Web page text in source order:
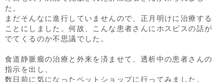
た。
まだそんなに進行していませんので、正月明けに治療する
ことにしました。何故、こんな患者さんにホスピスの話が
でてくるのか不思議でした。
食道静脈瘤の治療と外来を済ませて、透析中の患者さんの
指示を出し、
数日前に気になったペットショップに行ってみました。